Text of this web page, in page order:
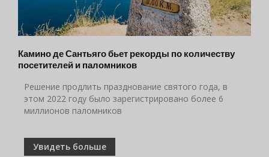
Камино де Сантьяго бьет рекорды по количеству
посетителей и паломников
Решение продлить празднование святого года, в
этом 2022 году было зарегистрировано более 6
миллионов паломников
Увидеть больше